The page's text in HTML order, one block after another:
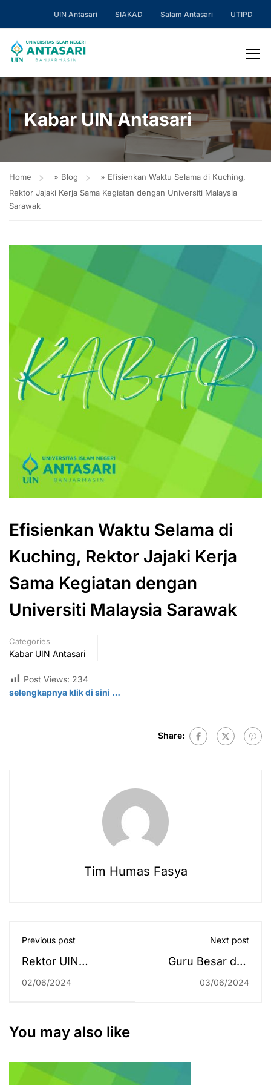
UIN Antasari SIAKAD Salam Antasari UTIPD
Kabar UIN Antasari
Home » Blog » Efisienkan Waktu Selama di Kuching,
Rektor Jajaki Kerja Sama Kegiatan dengan Universiti Malaysia
Sarawak
Efisienkan Waktu Selama di
Kuching, Rektor Jajaki Kerja
Sama Kegiatan dengan
Universiti Malaysia Sarawak
Categories
Kabar UIN Antasari
Post Views: 234
selengkapnya klik di sini …
Share:
Tim Humas Fasya
Previous post
Rektor UIN
Antasari Hadiri
Perwakilan Tiga
Yayasan Hikmah
Sarawak Kali ke-21
02/06/2024
Next post
Guru Besar dari
UIN Malang Hadir
03/06/2024
You may also like